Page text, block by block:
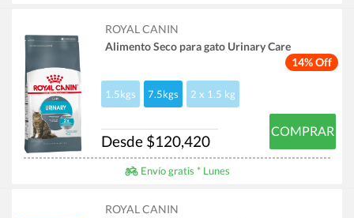
14% Off
ROYAL CANIN
Alimento Seco para gato Urinary Care
1.5kgs 7.5kgs 2 x 1.5 kg
Desde $120,420
COMPRAR
Envío gratis * Lunes
ROYAL CANIN